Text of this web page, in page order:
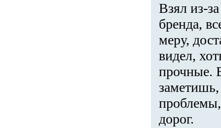
Взял из-
бренда,
меру,
видел,
прочные.
проблемы,
дорог.